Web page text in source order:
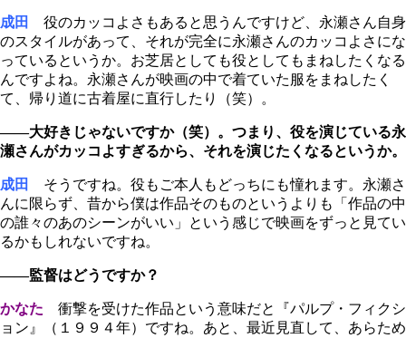
成田
役のカッコよさもあると思うんですけど、永瀬さん自身
のスタイルがあって、それが完全に永瀬さんのカッコよさにな
っているというか。お芝居としても役としてもまねしたくなる
んですよね。永瀬さんが映画の中で着ていた服をまねしたく
て、帰り道に古着屋に直行したり（笑）。
――大好きじゃないですか（笑）。つまり、役を演じている永
瀬さんがカッコよすぎるから、それを演じたくなるというか。
成田
そうですね。役もご本人もどっちにも憧れます。永瀬さ
んに限らず、昔から僕は作品そのものというよりも「作品の中
の誰々のあのシーンがいい」という感じで映画をずっと見てい
るかもしれないですね。
――監督はどうですか？
かなた 衝撃を受けた作品という意味だと『パルプ・フィクシ
ョン』（１９９４年）ですね。あと、最近見直して、あらため